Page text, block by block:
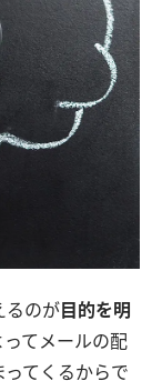
るのが 目的を明
てメールの配
てくるからで